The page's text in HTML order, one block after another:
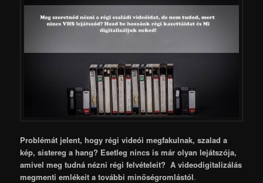
Problémát jelent, hogy régi videói megfakulnak, szalad a
kép, sistereg a hang? Esetleg nincs is már olyan lejátszója,
amivel meg tudná nézni régi felvételeit? A videodigitalizálás
megmenti emlékeit a további minőségromlástól.